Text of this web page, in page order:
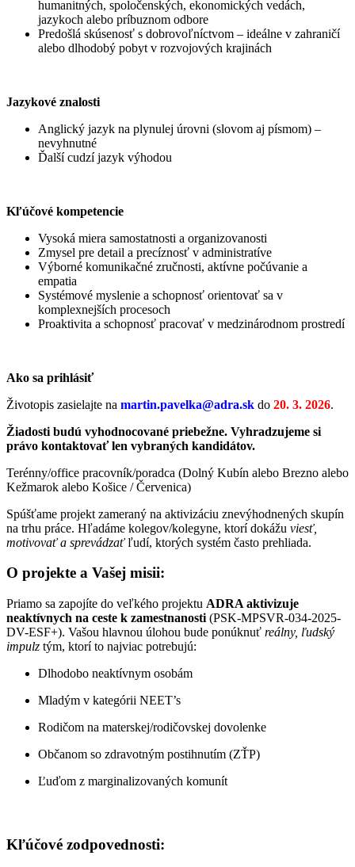
humanitných, spoločenských, ekonomických vedách,
jazykoch alebo príbuznom odbore
Predošlá skúsenosť s dobrovoľníctvom – ideálne v zahraničí
alebo dlhodobý pobyt v rozvojových krajinách
Jazykové znalosti
Anglický jazyk na plynulej úrovni (slovom aj písmom) –
nevyhnutné
Ďalší cudzí jazyk výhodou
Kľúčové kompetencie
Vysoká miera samostatnosti a organizovanosti
Zmysel pre detail a precíznosť v administratíve
Výborné komunikačné zručnosti, aktívne počúvanie a
empatia
Systémové myslenie a schopnosť orientovať sa v
komplexnejších procesoch
Proaktivita a schopnosť pracovať v medzinárodnom prostredí
Ako sa prihlásiť
Životopis zasielajte na martin.pavelka@adra.sk do 20. 3. 2026.
Žiadosti budú vyhodnocované priebežne. Vyhradzujeme si
právo kontaktovať len vybraných kandidátov.
Terénny/office pracovník/poradca (Dolný Kubín alebo Brezno alebo
Kežmarok alebo Košice / Červenica)
Spúšťame projekt zameraný na aktivizáciu znevýhodnených skupín
na trhu práce. Hľadáme kolegov/kolegyne, ktorí dokážu viesť,
motivovať a sprevádzaťľudí, ktorých systém často prehliada.
O projekte a Vašej misii:
Priamo sa zapojíte do veľkého projektu ADRA aktivizuje
neaktívnych na ceste k zamestnanosti (PSK-MPSVR-034-2025-
DV-ESF+). Vašou hlavnou úlohou bude ponúknuť reálny, ľudský
impulz tým, ktorí to najviac potrebujú:
Dlhodobo neaktívnym osobám
Mladým v kategórii NEET’s
Rodičom na materskej/rodičovskej dovolenke
Občanom so zdravotným postihnutím (ZŤP)
Ľuďom z marginalizovaných komunít
Kľúčové zodpovednosti: